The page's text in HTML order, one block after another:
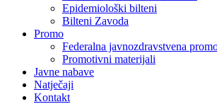
Epidemiološki bilteni
Bilteni Zavoda
Promo
Federalna javnozdravstvena
Promotivni materijali
Javne nabave
Natječaji
Kontakt